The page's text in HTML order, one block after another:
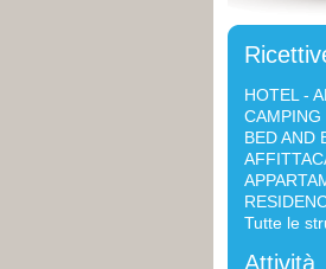
HOTEL -
CAMPING
BED AND
Tutte le
Attività